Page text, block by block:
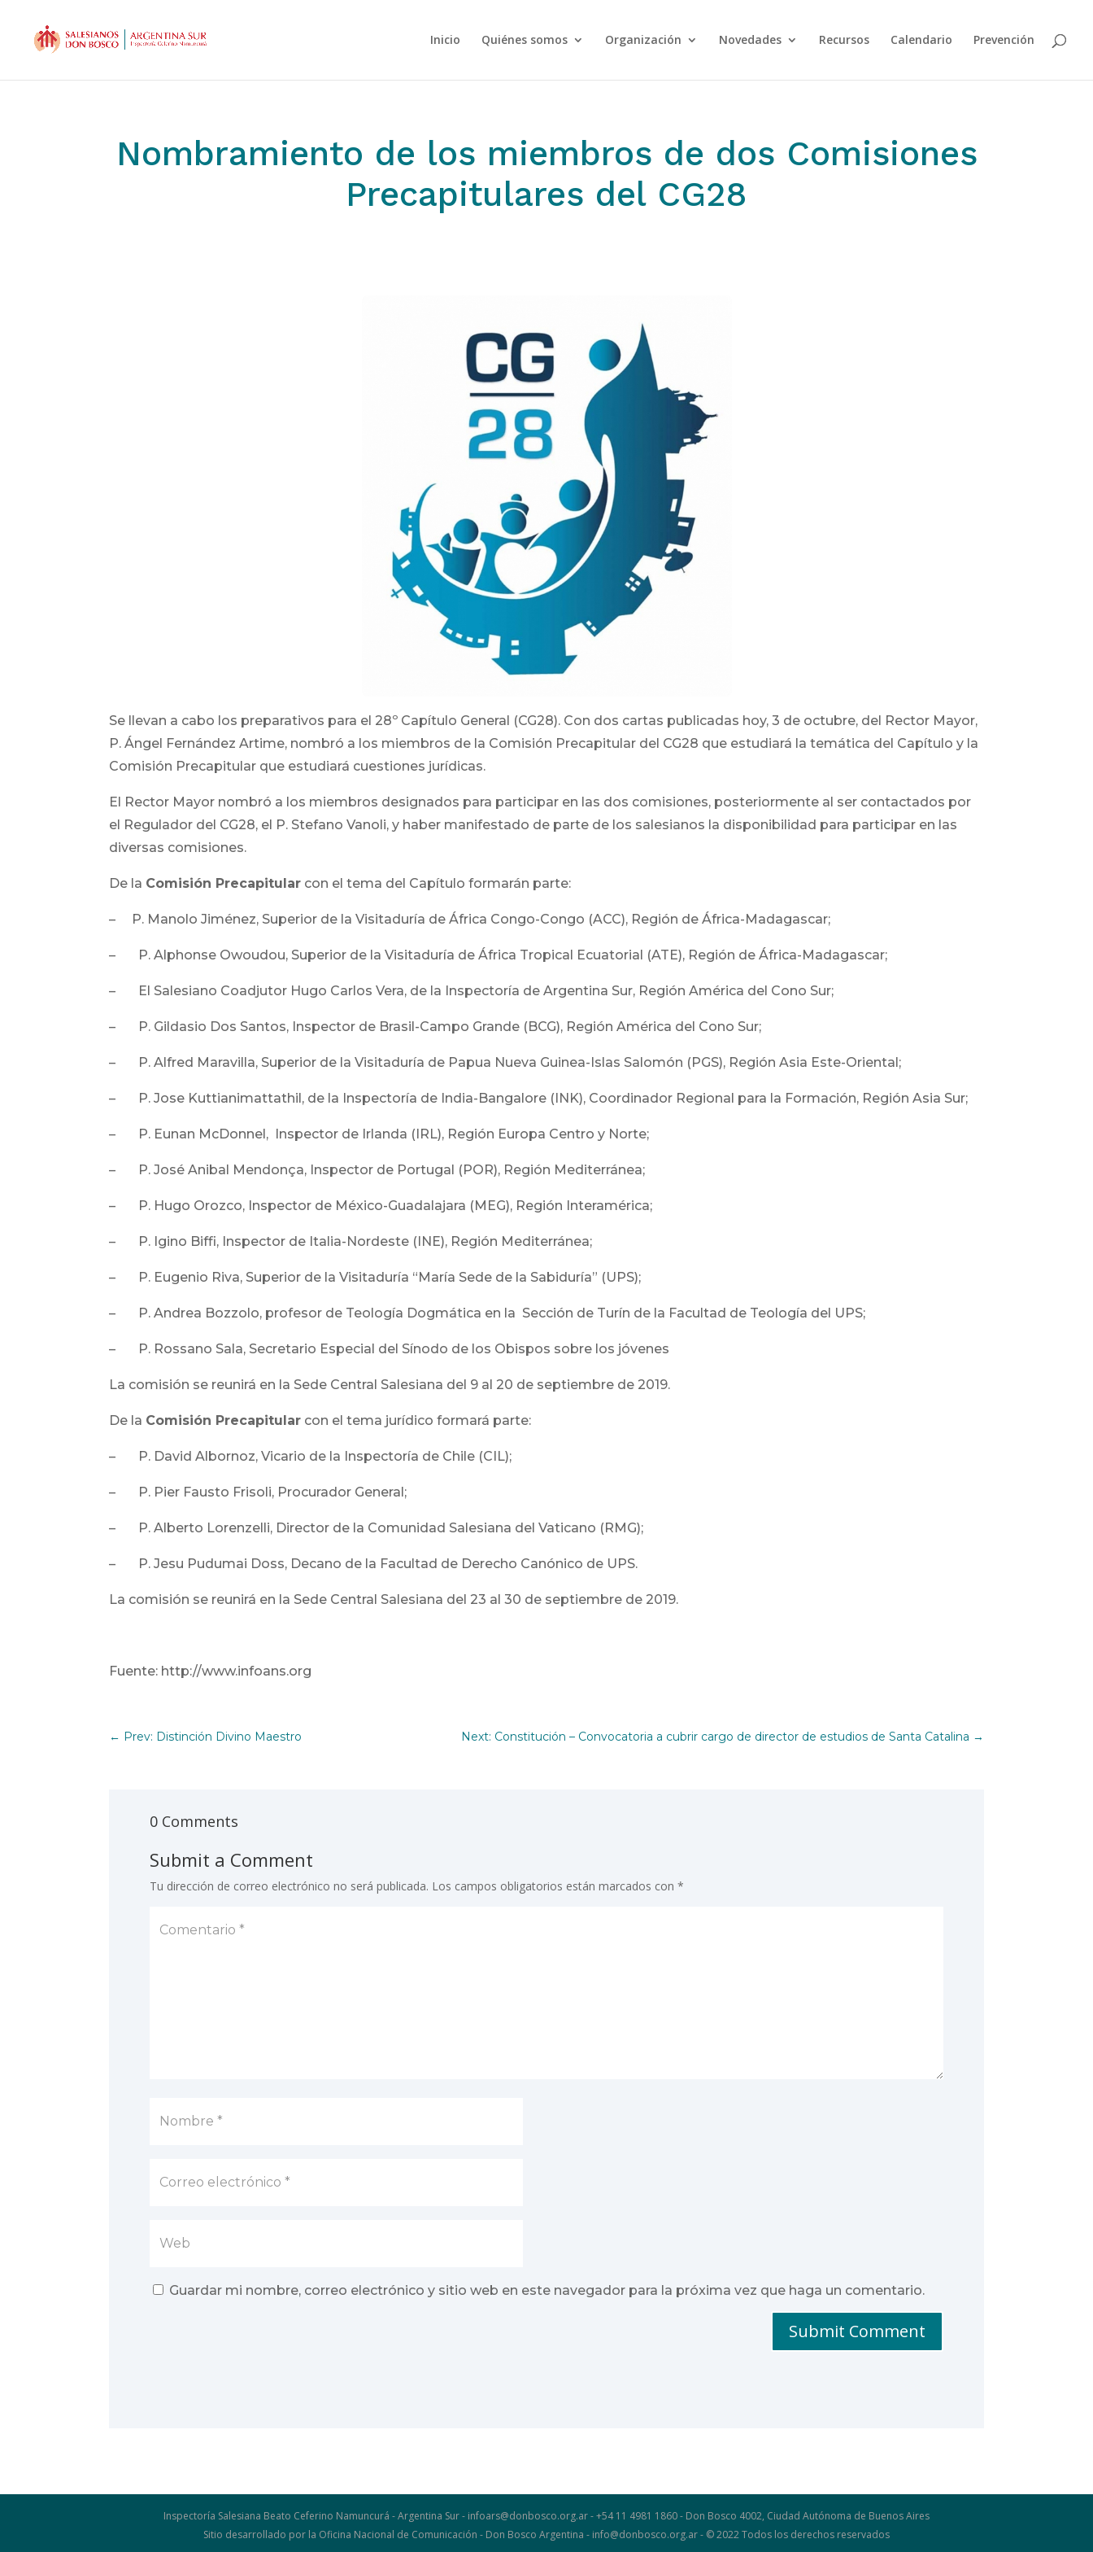
Inicio Quiénes somos Organización Novedades Recursos Calendario Prevención
Nombramiento de los miembros de dos Comisiones
Precapitulares del CG28
Se llevan a cabo los preparativos para el 28º Capítulo General (CG28). Con dos cartas publicadas hoy, 3 de octubre, del Rector Mayor,
P. Ángel Fernández Artime, nombró a los miembros de la Comisión Precapitular del CG28 que estudiará la temática del Capítulo y la
Comisión Precapitular que estudiará cuestiones jurídicas.
El Rector Mayor nombró a los miembros designados para participar en las dos comisiones, posteriormente al ser contactados por
el Regulador del CG28, el P. Stefano Vanoli, y haber manifestado de parte de los salesianos la disponibilidad para participar en las
diversas comisiones.
De la Comisión Precapitular con el tema del Capítulo formarán parte:
– P. Manolo Jiménez, Superior de la Visitaduría de África Congo-Congo (ACC), Región de África-Madagascar;
– P. Alphonse Owoudou, Superior de la Visitaduría de África Tropical Ecuatorial (ATE), Región de África-Madagascar;
– El Salesiano Coadjutor Hugo Carlos Vera, de la Inspectoría de Argentina Sur, Región América del Cono Sur;
– P. Gildasio Dos Santos, Inspector de Brasil-Campo Grande (BCG), Región América del Cono Sur;
– P. Alfred Maravilla, Superior de la Visitaduría de Papua Nueva Guinea-Islas Salomón (PGS), Región Asia Este-Oriental;
– P. Jose Kuttianimattathil, de la Inspectoría de India-Bangalore (INK), Coordinador Regional para la Formación, Región Asia Sur;
– P. Eunan McDonnel, Inspector de Irlanda (IRL), Región Europa Centro y Norte;
– P. José Anibal Mendonça, Inspector de Portugal (POR), Región Mediterránea;
– P. Hugo Orozco, Inspector de México-Guadalajara (MEG), Región Interamérica;
– P. Igino Biffi, Inspector de Italia-Nordeste (INE), Región Mediterránea;
– P. Eugenio Riva, Superior de la Visitaduría “María Sede de la Sabiduría” (UPS);
– P. Andrea Bozzolo, profesor de Teología Dogmática en la Sección de Turín de la Facultad de Teología del UPS;
– P. Rossano Sala, Secretario Especial del Sínodo de los Obispos sobre los jóvenes
La comisión se reunirá en la Sede Central Salesiana del 9 al 20 de septiembre de 2019.
De la Comisión Precapitular con el tema jurídico formará parte:
– P. David Albornoz, Vicario de la Inspectoría de Chile (CIL);
– P. Pier Fausto Frisoli, Procurador General;
– P. Alberto Lorenzelli, Director de la Comunidad Salesiana del Vaticano (RMG);
– P. Jesu Pudumai Doss, Decano de la Facultad de Derecho Canónico de UPS.
La comisión se reunirá en la Sede Central Salesiana del 23 al 30 de septiembre de 2019.
Fuente: http://www.infoans.org
← Prev: Distinción Divino Maestro Next: Constitución – Convocatoria a cubrir cargo de director de estudios de Santa Catalina →
0 Comments
Submit a Comment
Tu dirección de correo electrónico no será publicada. Los campos obligatorios están marcados con*
Guardar mi nombre, correo electrónico y sitio web en este navegador para la próxima vez que haga un comentario.
Submit Comment
Inspectoría Salesiana Beato Ceferino Namuncurá - Argentina Sur - infoars@donbosco.org.ar - +54 11 4981 1860 - Don Bosco 4002, Ciudad Autónoma de Buenos Aires
Sitio desarrollado por la Oficina Nacional de Comunicación - Don Bosco Argentina - info@donbosco.org.ar - © 2022 Todos los derechos reservados